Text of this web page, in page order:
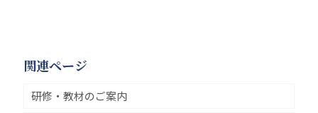
関連ページ
研修・教材のご案内